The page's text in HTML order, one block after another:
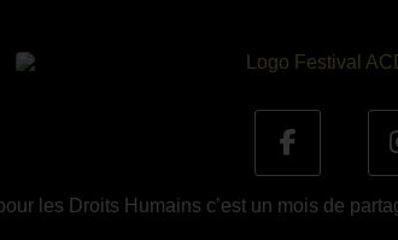
les Droits Humains c’est un mois de